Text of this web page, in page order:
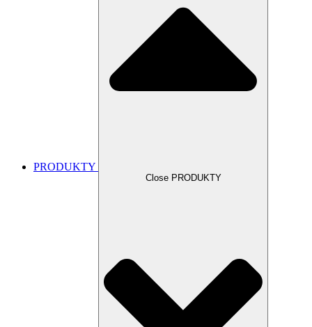
PRODUKTY
Close PRODUKTY